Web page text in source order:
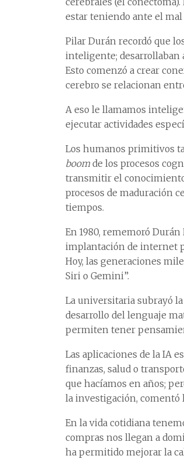
cerebrales (el
estar teniendo ante el mal
Pilar Durán recordó que
inteligente; desarrollaban
Esto comenzó a crear
cerebro se relacionan
A eso le llamamos
ejecutar actividades
Los humanos primitivos
boomde los procesos
transmitir el
procesos de maduración
tiempos.
En 1980, rememoró
implantación de internet
Hoy, las generaciones
Siri o Gemini”.
La universitaria subrayó
desarrollo del lenguaje
permiten tener
Las aplicaciones de la IA
finanzas, salud o
que hacíamos en años;
la investigación, comentó
En la vida cotidiana
compras nos llegan a
ha permitido mejorar la